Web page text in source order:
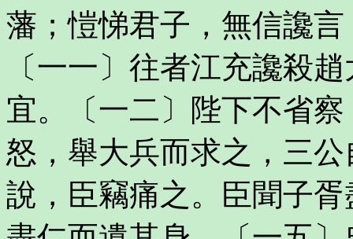
藩；愷悌君子，無信讒
〔一一〕往者江充讒殺
宜。〔一二〕陛下不省
怒，舉大兵而求之，三
說，臣竊痛之。臣聞子